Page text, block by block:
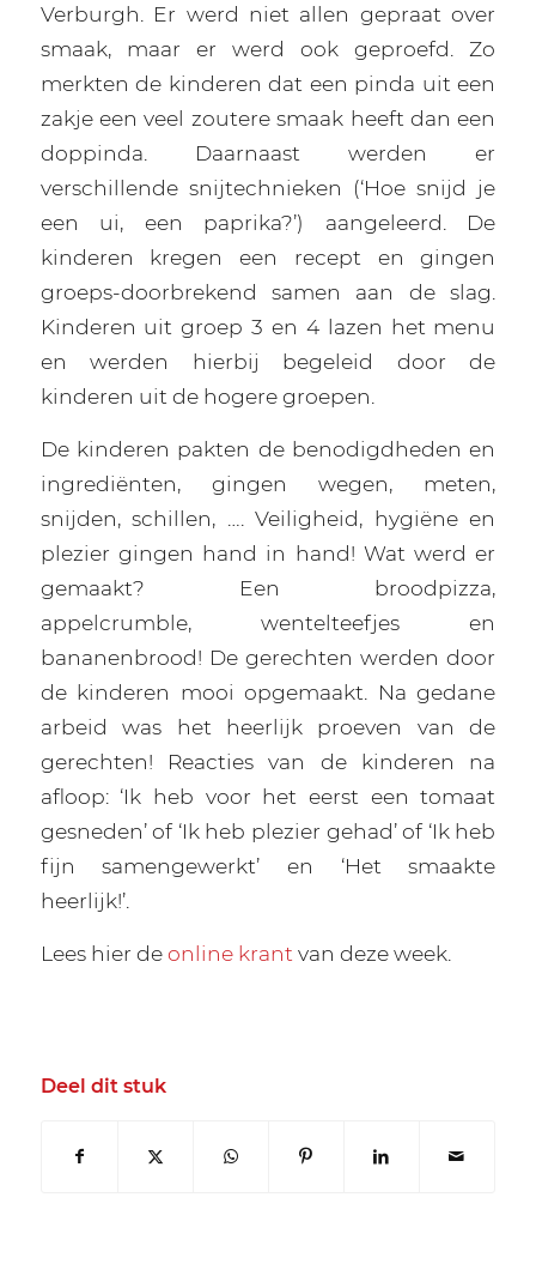
Verburgh. Er werd niet allen gepraat over
smaak, maar er werd ook geproefd. Zo
merkten de kinderen dat een pinda uit een
zakje een veel zoutere smaak heeft dan een
doppinda. Daarnaast werden er
verschillende snijtechnieken (‘Hoe snijd je
een ui, een paprika?’) aangeleerd. De
kinderen kregen een recept en gingen
groeps-doorbrekend samen aan de slag.
Kinderen uit groep 3 en 4 lazen het menu
en werden hierbij begeleid door de
kinderen uit de hogere groepen.
De kinderen pakten de benodigdheden en
ingrediënten, gingen wegen, meten,
snijden, schillen, …. Veiligheid, hygiëne en
plezier gingen hand in hand! Wat werd er
gemaakt? Een broodpizza,
appelcrumble, wentelteefjes en
bananenbrood! De gerechten werden door
de kinderen mooi opgemaakt. Na gedane
arbeid was het heerlijk proeven van de
gerechten! Reacties van de kinderen na
afloop: ‘Ik heb voor het eerst een tomaat
gesneden’ of ‘Ik heb plezier gehad’ of ‘Ik heb
fijn samengewerkt’ en ‘Het smaakte
heerlijk!’.
Lees hier deonline krant van deze week.
Deel dit stuk